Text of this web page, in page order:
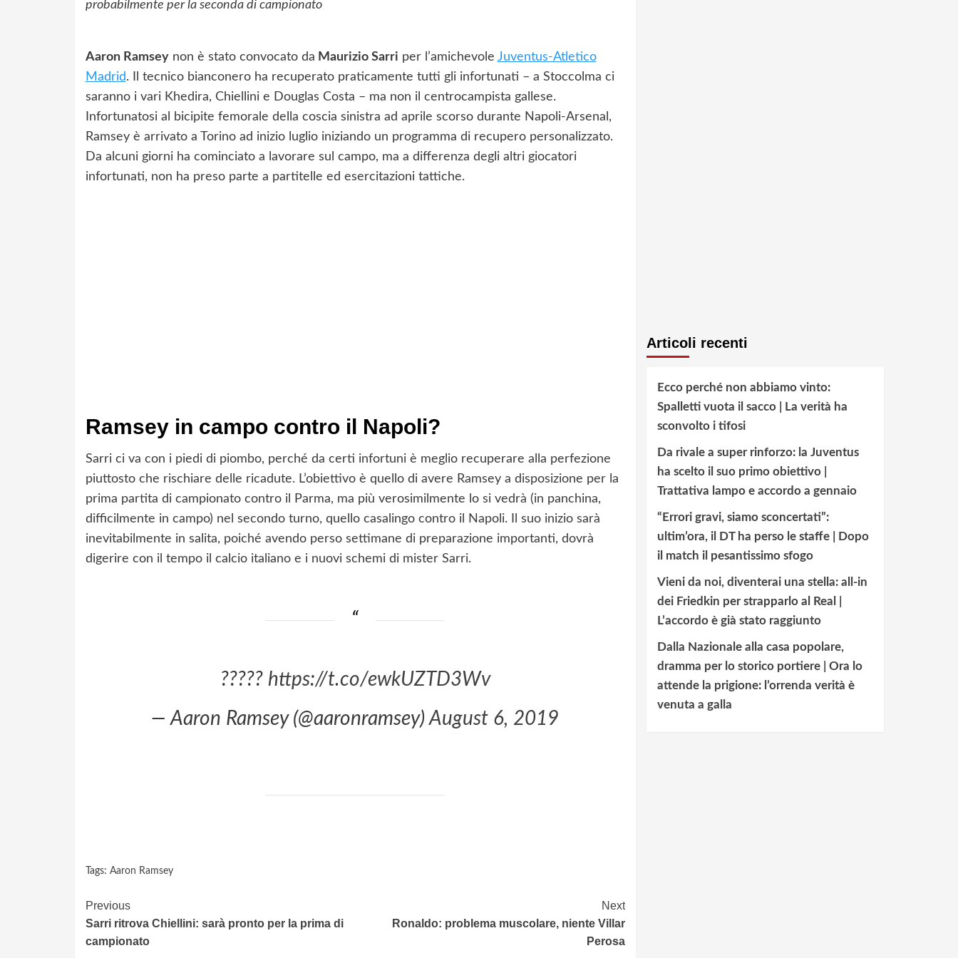
probabilmente per la seconda di campionato
Aaron Ramseynon è stato convocato da Maurizio Sarri per l’amichevole Juventus-Atletico
Madrid. Il tecnico bianconero ha recuperato praticamente tutti gli infortunati – a Stoccolma ci
saranno i vari Khedira, Chiellini e Douglas Costa – ma non il centrocampista gallese.
Infortunatosi al bicipite femorale della coscia sinistra ad aprile scorso durante Napoli-Arsenal,
Ramsey è arrivato a Torino ad inizio luglio iniziando un programma di recupero personalizzato.
Da alcuni giorni ha cominciato a lavorare sul campo, ma a differenza degli altri giocatori
infortunati, non ha preso parte a partitelle ed esercitazioni tattiche.
Ramsey in campo contro il Napoli?
Sarri ci va con i piedi di piombo, perché da certi infortuni è meglio recuperare alla perfezione
piuttosto che rischiare delle ricadute. L’obiettivo è quello di avere Ramsey a disposizione per la
prima partita di campionato contro il Parma, ma più verosimilmente lo si vedrà (in panchina,
difficilmente in campo) nel secondo turno, quello casalingo contro il Napoli. Il suo inizio sarà
inevitabilmente in salita, poiché avendo perso settimane di preparazione importanti, dovrà
digerire con il tempo il calcio italiano e i nuovi schemi di mister Sarri.
????? https://t.co/ewkUZTD3Wv
— Aaron Ramsey (@aaronramsey)August 6, 2019
Tags: Aaron Ramsey
Continue
Reading
Previous
Sarri ritrova Chiellini: sarà pronto per la prima di
campionato
Next
Ronaldo: problema muscolare, niente Villar
Perosa
Articoli recenti
Ecco perché non abbiamo vinto:
Spalletti vuota il sacco | La verità ha
sconvolto i tifosi
Da rivale a super rinforzo: la Juventus
ha scelto il suo primo obiettivo |
Trattativa lampo e accordo a gennaio
“Errori gravi, siamo sconcertati”:
ultim’ora, il DT ha perso le staffe | Dopo
il match il pesantissimo sfogo
Vieni da noi, diventerai una stella: all-in
dei Friedkin per strapparlo al Real |
L’accordo è già stato raggiunto
Dalla Nazionale alla casa popolare,
dramma per lo storico portiere | Ora lo
attende la prigione: l’orrenda verità è
venuta a galla